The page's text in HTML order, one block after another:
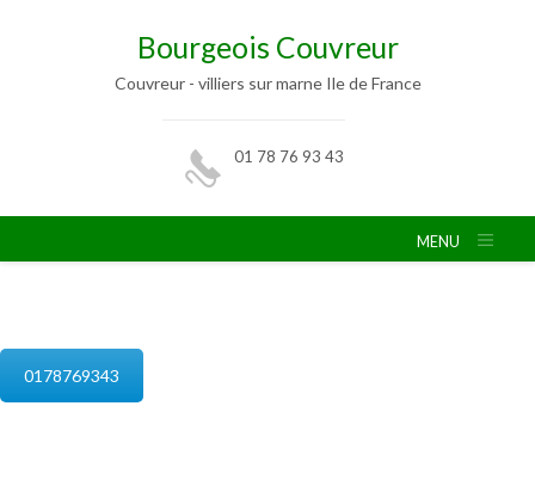
Bourgeois Couvreur
Couvreur - villiers sur marne Ile de France
01 78 76 93 43
MENU
0178769343